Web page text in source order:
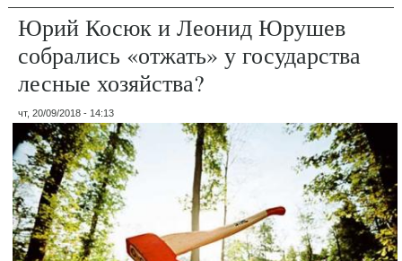
Юрий Косюк и Леонид Юрушев
собрались «отжать» у государства
лесные хозяйства?
чт, 20/09/2018 - 14:13